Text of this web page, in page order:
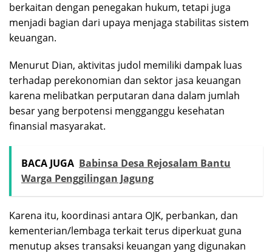
berkaitan dengan penegakan hukum, tetapi juga
menjadi bagian dari upaya menjaga stabilitas sistem
keuangan.
Menurut Dian, aktivitas judol memiliki dampak luas
terhadap perekonomian dan sektor jasa keuangan
karena melibatkan perputaran dana dalam jumlah
besar yang berpotensi mengganggu kesehatan
finansial masyarakat.
BACA JUGA Babinsa Desa Rejosalam Bantu
Warga Penggilingan Jagung
Karena itu, koordinasi antara OJK, perbankan, dan
kementerian/lembaga terkait terus diperkuat guna
menutup akses transaksi keuangan yang digunakan